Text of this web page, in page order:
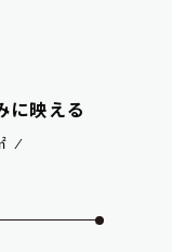
に映える